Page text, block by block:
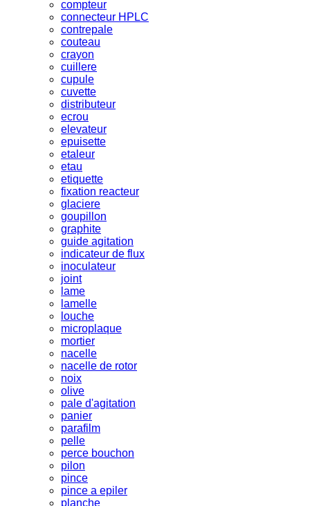
compteur
connecteur HPLC
contrepale
couteau
crayon
cuillere
cupule
cuvette
distributeur
ecrou
elevateur
epuisette
etaleur
etau
etiquette
fixation reacteur
glaciere
goupillon
graphite
guide agitation
indicateur de flux
inoculateur
joint
lame
lamelle
louche
microplaque
mortier
nacelle
nacelle de rotor
noix
olive
pale d'agitation
panier
parafilm
pelle
perce bouchon
pilon
pince
pince a epiler
planche